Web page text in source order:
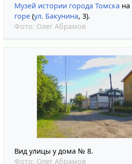
Музей истории города Томска на
горе (ул. Бакунина, 3).
Фото: Олег Абрамов
Вид улицы у дома № 8.
Фото: Олег Абрамов